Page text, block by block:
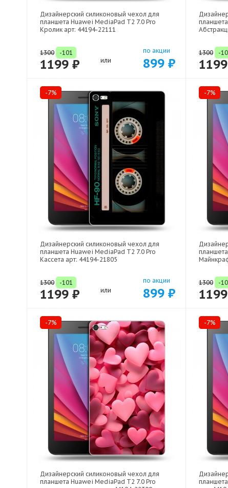
Дизайнерский силиконовый чехол для
планшета Huawei MediaPad T2 7.0 Pro
Кролик арт: 44194-22111
1300 -101
1199 ₽ или
по акции
899 ₽
1300 -
-7%
Дизайнерский силиконовый чехол для
планшета Huawei MediaPad T2 7.0 Pro
Кассета арт: 44194-21805
1300 -101
1199 ₽ или
по акции
899 ₽
-7%
1300 -
-7%
Дизайнерский силиконовый чехол для
планшета Huawei MediaPad T2 7.0 Pro
-7%